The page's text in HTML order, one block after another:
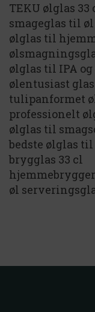
TEKU ølglas 33
smageglas til øl
ølglas til
ølglas til IPA
ølentusiast glas
tulipanformet
professionelt
ølglas til
bedste ølglas
brygglas 33 cl
øl